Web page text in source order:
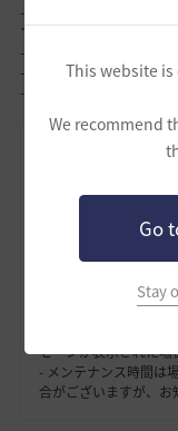
This website
We recommend
Go
Stay
- [料理コンテスト] 宴会
で)[LINK]
- [新規&復帰] ログイン報
- [第2弾] ソラレバトルパ
- 厩舎に届いた調教支援品
- メンテナンスが開始
- メンテナンスが開始
- 現在ゲームをプレイ
- 戦闘地域でゲームを
ターや他のキャラク
セージが表示された
- メンテナンス時間は
合がございますが、お